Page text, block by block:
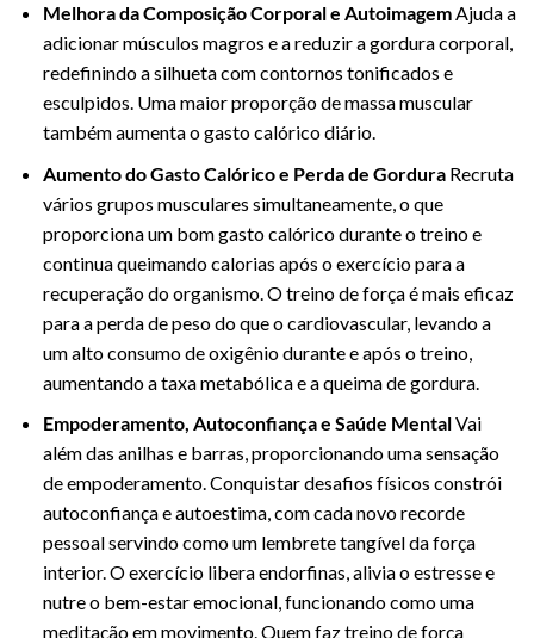
Melhora da Composição Corporal e AutoimagemAjuda a
adicionar músculos magros e a reduzir a gordura corporal,
redefinindo a silhueta com contornos tonificados e
esculpidos. Uma maior proporção de massa muscular
também aumenta o gasto calórico diário.
Aumento do Gasto Calórico e Perda de GorduraRecruta
vários grupos musculares simultaneamente, o que
proporciona um bom gasto calórico durante o treino e
continua queimando calorias após o exercício para a
recuperação do organismo. O treino de força é mais eficaz
para a perda de peso do que o cardiovascular, levando a
um alto consumo de oxigênio durante e após o treino,
aumentando a taxa metabólica e a queima de gordura.
Empoderamento, Autoconfiança e Saúde MentalVai
além das anilhas e barras, proporcionando uma sensação
de empoderamento. Conquistar desafios físicos constrói
autoconfiança e autoestima, com cada novo recorde
pessoal servindo como um lembrete tangível da força
interior. O exercício libera endorfinas, alivia o estresse e
nutre o bem-estar emocional, funcionando como uma
meditação em movimento. Quem faz treino de força